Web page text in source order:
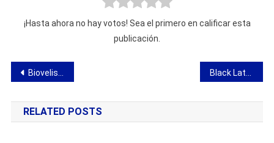
¡Hasta ahora no hay votos! Sea el primero en calificar esta
publicación.
Navegación
de
entradas
Bioveliss Tabs – opinión sobre píldoras de dieta efervescentes
RELATED POSTS